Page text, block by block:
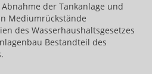
der Tankanlage und
Mediumrückstände
des Wasserhaushaltsgesetzes
Bestandteil des